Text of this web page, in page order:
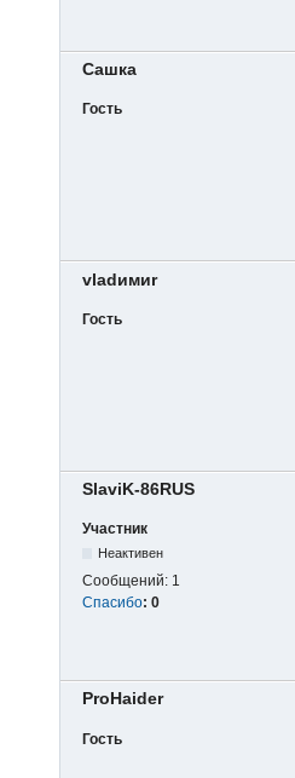
Сашка
Гость
vlаdимиr
Гость
SlaviK-86RUS
Участник
Неактивен
Сообщений: 1
Спасибо: 0
ProHaider
Гость